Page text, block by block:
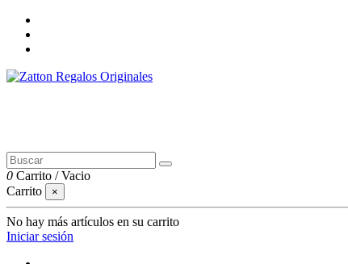
0 Carrito /Vacio
Carrito
×
No hay más artículos en su carrito
Iniciar sesión